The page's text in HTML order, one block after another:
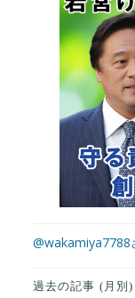
@wakamiya7788
過去の記事 (月別)